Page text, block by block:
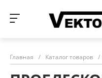
Главная / Каталог товаров /